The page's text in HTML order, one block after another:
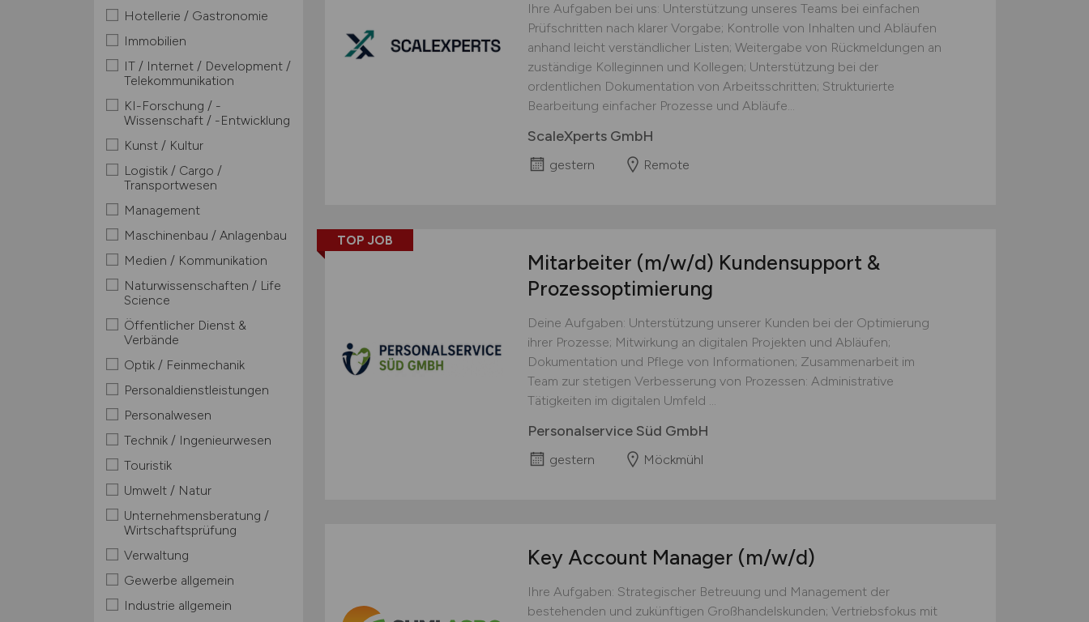
Hotellerie / Gastronomie
Immobilien
IT / Internet / Development /
Telekommunikation
KI-Forschung / -
Wissenschaft / -Entwicklung
Kunst / Kultur
Logistik / Cargo /
Transportwesen
Management
Maschinenbau / Anlagenbau
Medien / Kommunikation
Naturwissenschaften / Life
Science
Öffentlicher Dienst &
Verbände
Optik / Feinmechanik
Personaldienstleistungen
Personalwesen
Technik / Ingenieurwesen
Touristik
Umwelt / Natur
Unternehmensberatung /
Wirtschaftsprüfung
Verwaltung
Gewerbe allgemein
Industrie allgemein
Ihre Aufgaben bei uns: Unterstützung unseres Teams bei einfachen
Prüfschritten nach klarer Vorgabe; Kontrolle von Inhalten und Abläufen
anhand leicht verständlicher Listen; Weitergabe von Rückmeldungen an
zuständige Kolleginnen und Kollegen; Unterstützung bei der
ordentlichen Dokumentation von Arbeitsschritten; Strukturierte
Bearbeitung einfacher Prozesse und Abläufe...
ScaleXperts GmbH
gestern Remote
TOP JOB
Mitarbeiter (m/w/d) Kundensupport &
Prozessoptimierung
Deine Aufgaben: Unterstützung unserer Kunden bei der Optimierung
ihrer Prozesse; Mitwirkung an digitalen Projekten und Abläufen;
Dokumentation und Pflege von Informationen; Zusammenarbeit im
Team zur stetigen Verbesserung von Prozessen: Administrative
Tätigkeiten im digitalen Umfeld ...
Personalservice Süd GmbH
gestern Möckmühl
Key Account Manager (m/w/d)
Ihre Aufgaben: Strategischer Betreuung und Management der
bestehenden und zukünftigen Großhandelskunden; Vertriebsfokus mit